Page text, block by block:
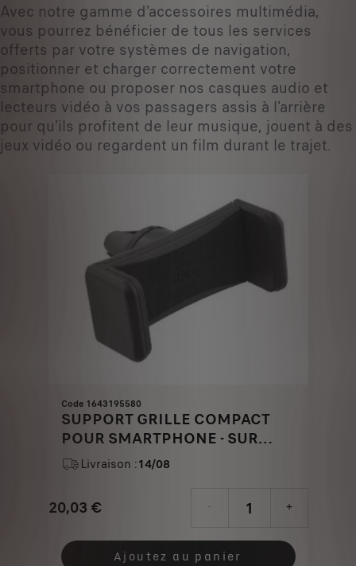
Avec notre gamme d'accessoires multimédia,
vous pourrez bénéficier de tous les services
offerts par votre systèmes de navigation,
positionner et charger correctement votre
smartphone ou proposer nos casques audio et
lecteurs vidéo à vos passagers assis à l'arrière
pour qu'ils profitent de leur musique, jouent à des
jeux vidéo ou regardent un film durant le trajet.
Code 1643195580
SUPPORT GRILLE COMPACT
POUR SMARTPHONE - SUR
AERATEUR
Livraison :14/08
20,03 €
Price
- +
Quantity
updated
Ajoutez au panier